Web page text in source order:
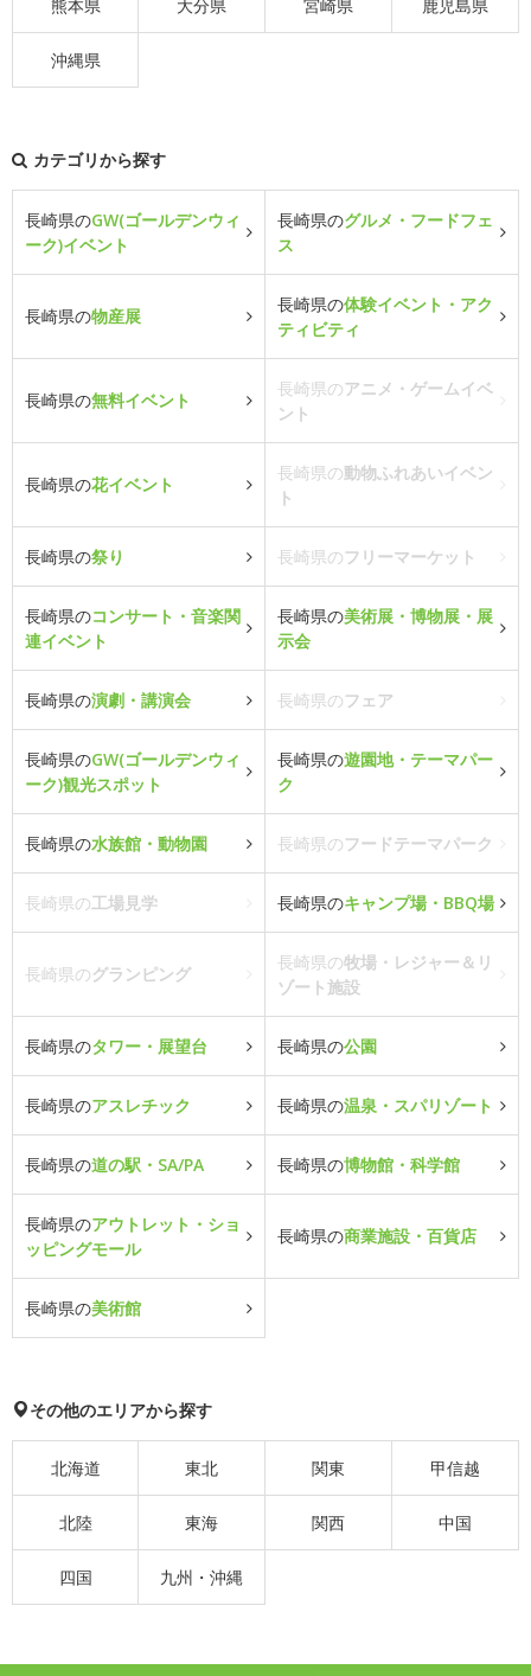
熊本県 大分県 宮崎県 鹿児島県
沖縄県
カテゴリから探す
長崎県のGW(ゴールデンウィ
ーク)イベント
長崎県のグルメ・フードフェ
ス
長崎県の物産展
長崎県の体験イベント・アク
ティビティ
長崎県の無料イベント
長崎県のアニメ・ゲームイベ
ント
長崎県の花イベント
長崎県の動物ふれあいイベン
ト
長崎県の祭り 長崎県のフリーマーケット
長崎県のコンサート・音楽関
連イベント
長崎県の美術展・博物展・展
示会
長崎県の演劇・講演会 長崎県のフェア
長崎県のGW(ゴールデンウィ
ーク)観光スポット
長崎県の遊園地・テーマパー
ク
長崎県の水族館・動物園 長崎県のフードテーマパーク
長崎県の工場見学 長崎県のキャンプ場・BBQ場
長崎県のグランピング
長崎県の牧場・レジャー＆リ
ゾート施設
長崎県のタワー・展望台 長崎県の公園
長崎県のアスレチック 長崎県の温泉・スパリゾート
長崎県の道の駅・SA/PA 長崎県の博物館・科学館
長崎県のアウトレット・ショ
ッピングモール
長崎県の商業施設・百貨店
長崎県の美術館
その他のエリアから探す
北海道 東北 関東 甲信越
北陸 東海 関西 中国
四国 九州・沖縄